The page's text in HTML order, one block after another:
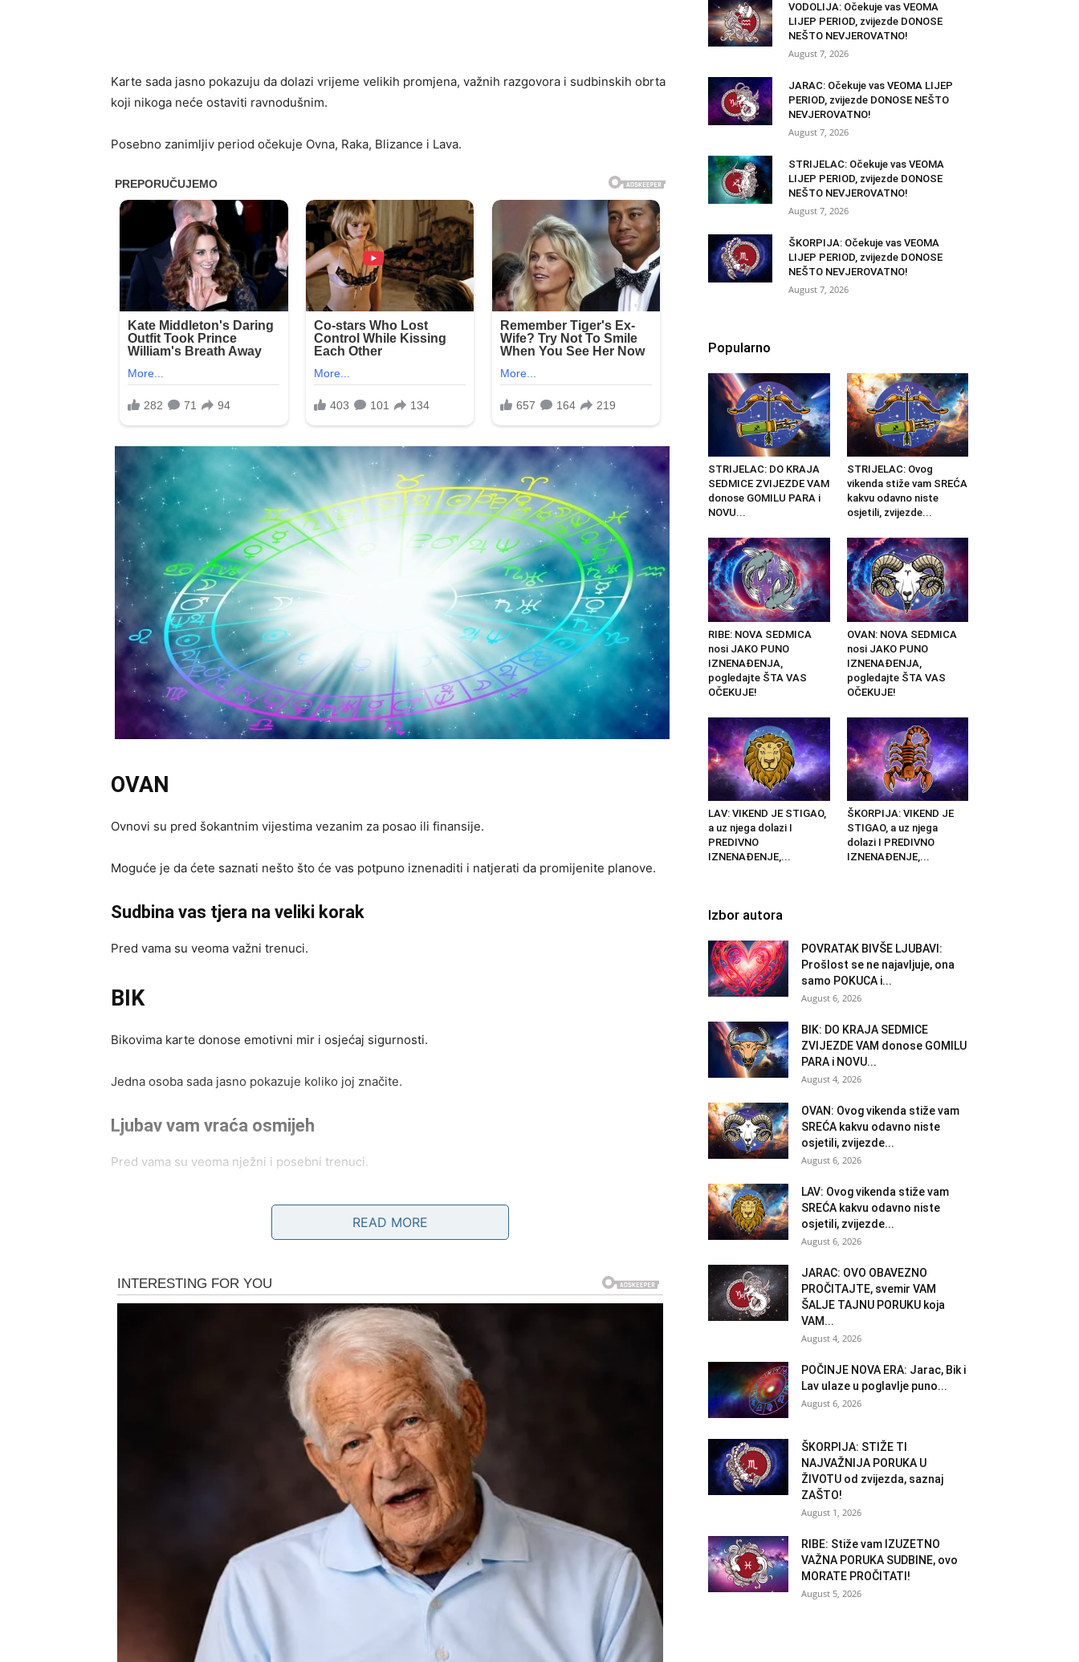
Karte sada jasno pokazuju da dolazi vrijeme velikih promjena, važnih razgovora i sudbinskih obrta
koji nikoga neće ostaviti ravnodušnim.
Posebno zanimljiv period očekuje Ovna, Raka, Blizance i Lava.
OVAN
Ovnovi su pred šokantnim vijestima vezanim za posao ili finansije.
Moguće je da ćete saznati nešto što će vas potpuno iznenaditi i natjerati da promijenite planove.
Sudbina vas tjera na veliki korak
Pred vama su veoma važni trenuci.
BIK
Bikovima karte donose emotivni mir i osjećaj sigurnosti.
Jedna osoba sada jasno pokazuje koliko joj značite.
Ljubav vam vraća osmijeh
Pred vama su veoma nježni i posebni trenuci.
Jedna osoba ili situacija sada vam otvara oči i pokazuje kome zaista možete vjerovati.
Istina mijenja mnogo toga
Pred vama su veoma emotivni i važni trenuci.
Rakovi su najveći miljenici ciganskih karata u ovom periodu.
Sreća vam dolazi kroz ljubav, porodicu i lijepe vijesti koje ste dugo čekali.
Plivate u sreći i pozitivnoj energiji
Pred vama su veoma nježni i sretni trenuci.
LAV
READ MORE
VODOLIJA: Očekuje vas VEOMA
LIJEP PERIOD, zvijezde DONOSE
NEŠTO NEVJEROVATNO!
August 7, 2026
JARAC: Očekuje vas VEOMA LIJEP
PERIOD, zvijezde DONOSE NEŠTO
NEVJEROVATNO!
August 7, 2026
STRIJELAC: Očekuje vas VEOMA
LIJEP PERIOD, zvijezde DONOSE
NEŠTO NEVJEROVATNO!
August 7, 2026
ŠKORPIJA: Očekuje vas VEOMA
LIJEP PERIOD, zvijezde DONOSE
NEŠTO NEVJEROVATNO!
August 7, 2026
Popularno
STRIJELAC: DO KRAJA
SEDMICE ZVIJEZDE VAM
donose GOMILU PARA i
NOVU...
STRIJELAC: Ovog
vikenda stiže vam SREĆA
kakvu odavno niste
osjetili, zvijezde...
RIBE: NOVA SEDMICA
nosi JAKO PUNO
IZNENAĐENJA,
pogledajte ŠTA VAS
OČEKUJE!
OVAN: NOVA SEDMICA
nosi JAKO PUNO
IZNENAĐENJA,
pogledajte ŠTA VAS
OČEKUJE!
LAV: VIKEND JE STIGAO,
a uz njega dolazi I
PREDIVNO
IZNENAĐENJE,...
ŠKORPIJA: VIKEND JE
STIGAO, a uz njega
dolazi I PREDIVNO
IZNENAĐENJE,...
Izbor autora
POVRATAK BIVŠE LJUBAVI:
Prošlost se ne najavljuje, ona
samo POKUCA i...
August 6, 2026
BIK: DO KRAJA SEDMICE
ZVIJEZDE VAM donose GOMILU
PARA i NOVU...
August 4, 2026
OVAN: Ovog vikenda stiže vam
SREĆA kakvu odavno niste
osjetili, zvijezde...
August 6, 2026
LAV: Ovog vikenda stiže vam
SREĆA kakvu odavno niste
osjetili, zvijezde...
August 6, 2026
JARAC: OVO OBAVEZNO
PROČITAJTE, svemir VAM
ŠALJE TAJNU PORUKU koja
VAM...
August 4, 2026
POČINJE NOVA ERA: Jarac, Bik i
Lav ulaze u poglavlje puno...
August 6, 2026
ŠKORPIJA: STIŽE TI
NAJVAŽNIJA PORUKA U
ŽIVOTU od zvijezda, saznaj
ZAŠTO!
August 1, 2026
RIBE: Stiže vam IZUZETNO
VAŽNA PORUKA SUDBINE, ovo
MORATE PROČITATI!
August 5, 2026